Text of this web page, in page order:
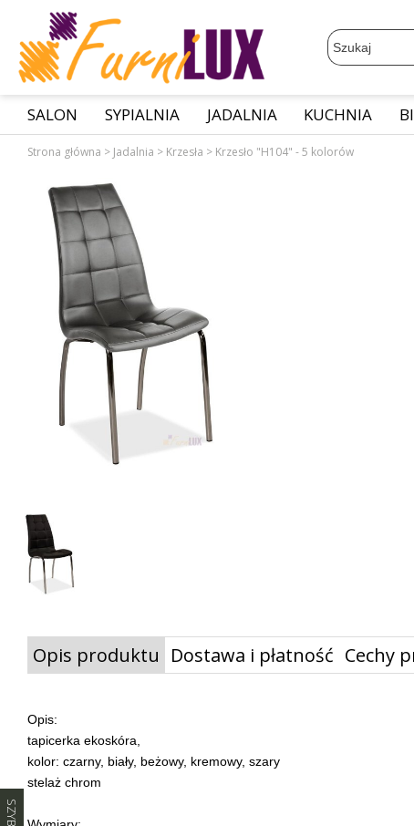
Strona główna > Jadalnia > Krzesła > Krzesło "H104" - 5 kolorów
Opis produktu Dostawa i płatność Cechy
Opis:
tapicerka ekoskóra,
kolor: czarny, biały, beżowy, kremowy, szary
stelaż chrom
SALON SYPIALNIA JADALNIA KUCHNIA